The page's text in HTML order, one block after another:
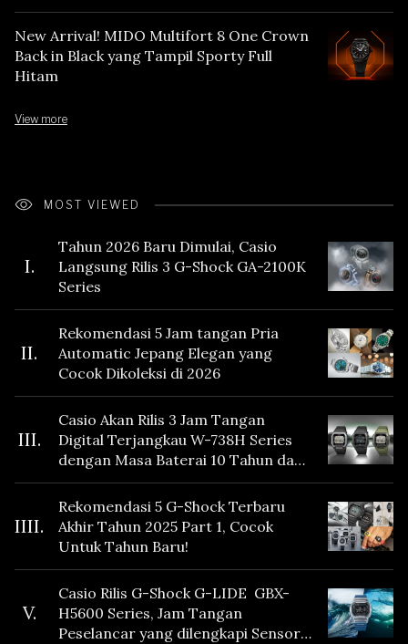
New Arrival! MIDO Multifort 8 One Crown
Back in Black yang Tampil Sporty Full
Hitam
View more
MOST VIEWED
I.
Tahun 2026 Baru Dimulai, Casio
Langsung Rilis 3 G-Shock GA-2100K
Series
II.
Rekomendasi 5 Jam tangan Pria
Automatic Jepang Elegan yang
Cocok Dikoleksi di 2026
III.
Casio Akan Rilis 3 Jam Tangan
Digital Terjangkau W-738H Series
dengan Masa Baterai 10 Tahun dan
Fitur Vibration
IIII.
Rekomendasi 5 G-Shock Terbaru
Akhir Tahun 2025 Part 1, Cocok
Untuk Tahun Baru!
V.
Casio Rilis G-Shock G-LIDE GBX-
H5600 Series, Jam Tangan
Peselancar yang dilengkapi Sensor